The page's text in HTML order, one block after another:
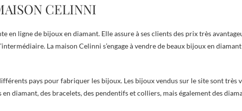
CELINNI
en ligne de bijoux en diamant. Elle assure à ses clients des prix très
La maison Celinni s’engage à vendre de beaux bijoux en
pays pour fabriquer les bijoux. Les bijoux vendus sur le site sont très
en diamant, des bracelets, des pendentifs et colliers, mais également des